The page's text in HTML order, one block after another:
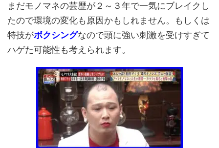
まだモノマネの芸歴が２～３年で一気にブレイクし
たので環境の変化も原因かもしれません。もしくは
特技がボクシングなので頭に強い刺激を受けすぎて
ハゲた可能性も考えられます。